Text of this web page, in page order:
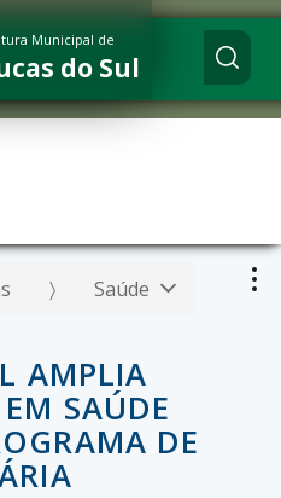
Municipal de
do Sul
Saúde
AMPLIA
SAÚDE
DE